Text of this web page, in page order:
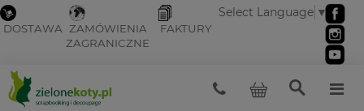
DOSTAWA ZAMÓWIENIA
ZAGRANICZNE
FAKTURY
Select Language ▼